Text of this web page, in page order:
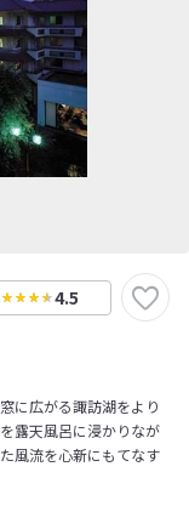
4.5
に広がる諏訪湖をより
露天風呂に浸かりなが
風流を心新にもてなす